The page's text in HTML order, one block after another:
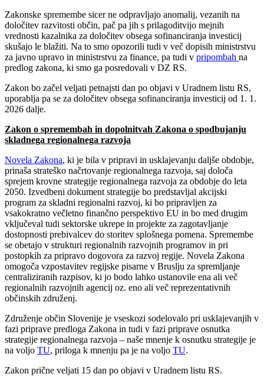
Zakonske spremembe sicer ne odpravljajo anomalij, vezanih na
določitev razvitosti občin, pač pa jih s prilagoditvijo mejnih
vrednosti kazalnika za določitev obsega sofinanciranja investicij
skušajo le blažiti. Na to smo opozorili tudi v več dopisih ministrstvu
za javno upravo in ministrstvu za finance, pa tudi v pripombah na
predlog zakona, ki smo ga posredovali v DZ RS.
Zakon bo začel veljati petnajsti dan po objavi v Uradnem listu RS,
uporablja pa se za določitev obsega sofinanciranja investicij od 1. 1.
2026 dalje.
Zakon o spremembah in dopolnitvah Zakona o spodbujanju
skladnega regionalnega razvoja
Novela Zakona, ki je bila v pripravi in usklajevanju daljše obdobje,
prinaša strateško načrtovanje regionalnega razvoja, saj določa
sprejem krovne strategije regionalnega razvoja za obdobje do leta
2050. Izvedbeni dokument strategije bo predstavljal akcijski
program za skladni regionalni razvoj, ki bo pripravljen za
vsakokratno večletno finančno perspektivo EU in bo med drugim
vključeval tudi sektorske ukrepe in projekte za zagotavljanje
dostopnosti prebivalcev do storitev splošnega pomena. Spremembe
se obetajo v strukturi regionalnih razvojnih programov in pri
postopkih za pripravo dogovora za razvoj regije. Novela Zakona
omogoča vzpostavitev regijske pisarne v Bruslju za spremljanje
centraliziranih razpisov, ki jo bodo lahko ustanovile ena ali več
regionalnih razvojnih agencij oz. eno ali več reprezentativnih
občinskih združenj.
Združenje občin Slovenije je vseskozi sodelovalo pri usklajevanjih v
fazi priprave predloga Zakona in tudi v fazi priprave osnutka
strategije regionalnega razvoja – naše mnenje k osnutku strategije je
na voljo TU, priloga k mnenju pa je na voljo TU.
Zakon prične veljati 15 dan po objavi v Uradnem listu RS.